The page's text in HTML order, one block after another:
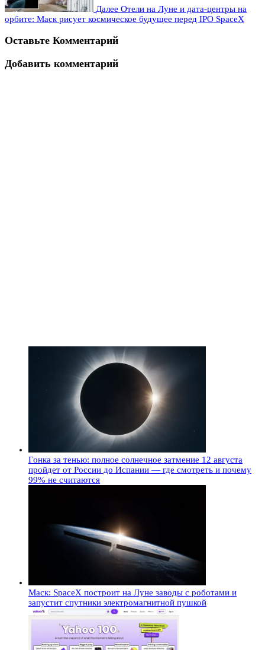
Далее Отели на Луне и дата-центры на
орбите: Маск рисует космическое будущее перед IPO SpaceX
Оставьте Комментарий
Добавить комментарий
Гонка за тенью: полное солнечное затмение 12 августа
пройдет от России до Испании — где смотреть и почему
99% не считаются
Маск: SpaceX построит на Луне заводы с роботами и
запустит спутники электромагнитной пушкой